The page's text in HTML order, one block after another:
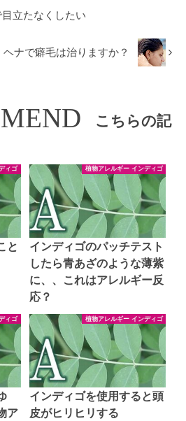
立たなくしたい
ヘナで癖毛は治りますか？
こちらの記
ィゴ
と
植物アレルギー インディゴ
インディゴのパッチテスト
したら青あざのような薄紫
に、、これはアレルギー反
応？
ィゴ
ア
植物アレルギー インディゴ
インディゴを使用すると頭
皮がヒリヒリする